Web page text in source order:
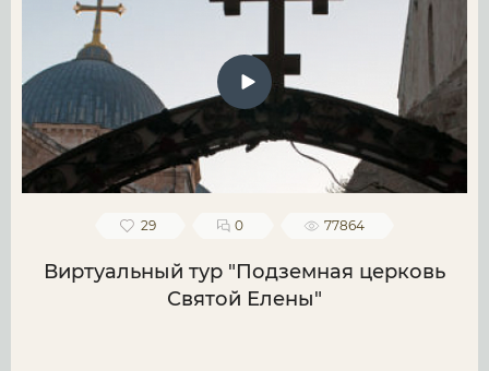
29 0 77864
Виртуальный тур "Подземная церковь
Святой Елены"